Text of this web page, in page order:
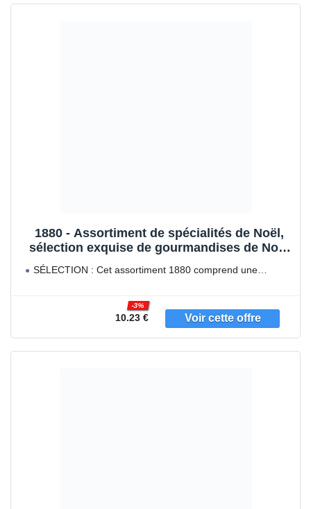
1880 - Assortiment de spécialités de Noël,
sélection exquise de gourmandises de Noël
à partager et à savourer, recette artisanale,
270g
SÉLECTION : Cet assortiment 1880 comprend une
10.23 €
-3%